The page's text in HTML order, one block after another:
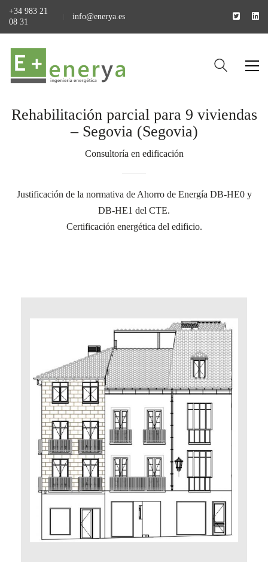
+34 983 21
08 31
info@enerya.es
Rehabilitación parcial para 9 viviendas
– Segovia (Segovia)
Consultoría en edificación
Justificación de la normativa de Ahorro de Energía DB-HE0 y
DB-HE1 del CTE.
Certificación energética del edificio.